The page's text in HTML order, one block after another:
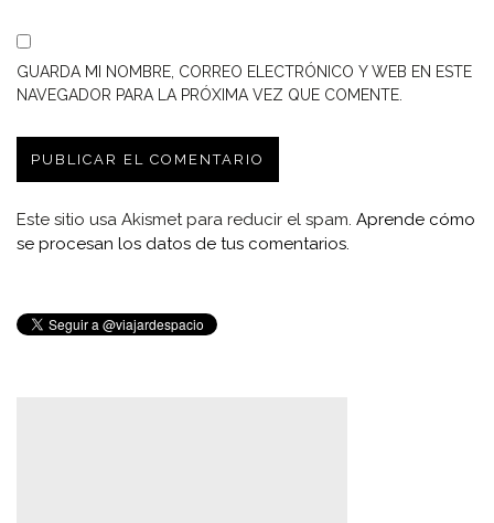
GUARDA MI NOMBRE, CORREO ELECTRÓNICO Y WEB EN ESTE
NAVEGADOR PARA LA PRÓXIMA VEZ QUE COMENTE.
Este sitio usa Akismet para reducir el spam. Aprende cómo
se procesan los datos de tus comentarios.